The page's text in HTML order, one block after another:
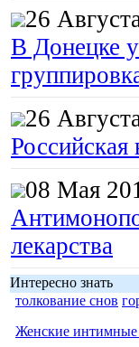
26
В Донецке
26
Российская
08 Мая
лекарства
Интересно знать
толкование снов
Женские